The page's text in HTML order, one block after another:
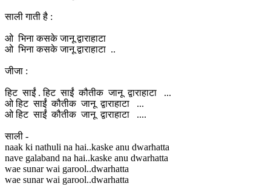
साली गाती है :
ओ भिना कसके जानू द्वाराहाटा
ओ भिना कसके जानू द्वाराहाटा ..
जीजा :
हिट साईं . हिट साईं कौतीक जानू द्वाराहाटा ...
ओ हिट साईं कौतीक जानू द्वाराहाटा ...
ओ हिट साईं कौतीक जानू द्वाराहाटा ....
साली -
naak ki nathuli na hai..kaske anu dwarhatta
nave galaband na hai..kaske anu dwarhatta
wae sunar wai garool..dwarhatta
wae sunar wai garool..dwarhatta